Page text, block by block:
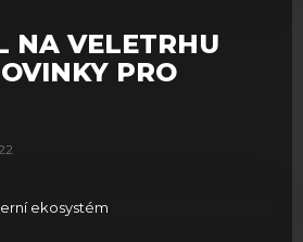
NA VELETRHU
PRO